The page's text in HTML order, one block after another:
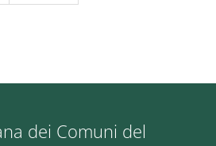
dei Comuni del